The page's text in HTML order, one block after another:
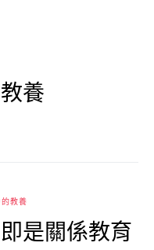
養
教養
是關係教育